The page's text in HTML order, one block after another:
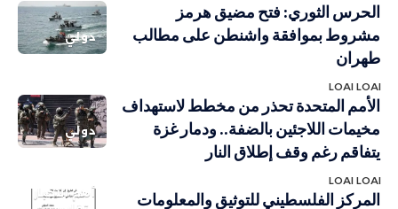
دولي
الحرس الثوري: فتح مضيق هرمز
مشروط بموافقة واشنطن على مطالب
طهران
LOAI LOAI
دولي
الأمم المتحدة تحذر من مخطط لاستهداف
مخيمات اللاجئين بالضفة.. ودمار غزة
يتفاقم رغم وقف إطلاق النار
LOAI LOAI
أهم الاخبار
المركز الفلسطيني للتوثيق والمعلومات